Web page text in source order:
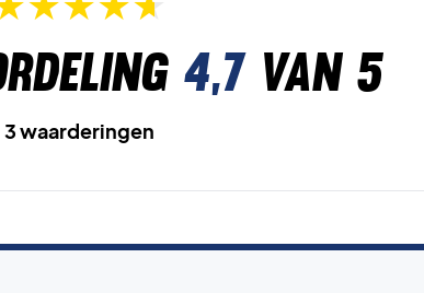
4,7van 5
3 waarderingen